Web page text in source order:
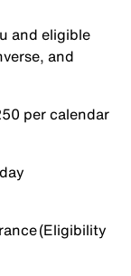
and eligible
and
per calendar
(Eligibility